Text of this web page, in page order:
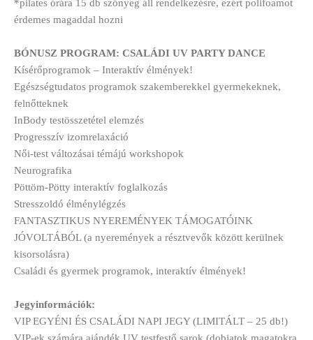
*pilates órára 15 db szőnyeg áll rendelkezésre, ezért polifoamot
érdemes magaddal hozni
BÓNUSZ PROGRAM: CSALÁDI UV PARTY DANCE
Kísérőprogramok – Interaktív élmények!
Egészségtudatos programok szakemberekkel gyermekeknek,
felnőtteknek
InBody testösszetétel elemzés
Progresszív izomrelaxáció
Női-test változásai témájú workshopok
Neurografika
Pöttöm-Pötty interaktív foglalkozás
Stresszoldó élménylégzés
FANTASZTIKUS NYEREMÉNYEK TÁMOGATÓINK
JÓVOLTÁBÓL (a nyeremények a résztvevők között kerülnek
kisorsolásra)
Családi és gyermek programok, interaktív élmények!
Jegyinformációk:
VIP EGYÉNI ÉS CSALÁDI NAPI JEGY (LIMITÁLT – 25 db!)